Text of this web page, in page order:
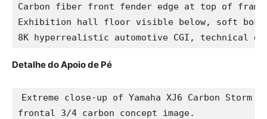
Carbon fiber front fender edge at top of
Exhibition hall floor visible below, soft bokeh
8K hyperrealistic automotive CGI, technical
Detalhe do Apoio de Pé
Extreme close-up of Yamaha XJ6 Carbon
frontal 3/4 carbon concept image.